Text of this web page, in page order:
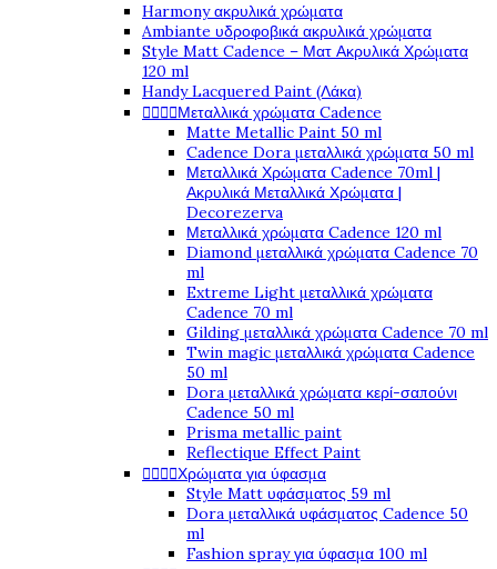
Harmony ακρυλικά χρώματα
Ambiante υδροφοβικά ακρυλικά χρώματα
Style Matt Cadence – Ματ Ακρυλικά Χρώματα
120 ml
Handy Lacquered Paint (Λάκα)
Μεταλλικά χρώματα Cadence
Matte Metallic Paint 50 ml
Cadence Dora μεταλλικά χρώματα 50 ml
Μεταλλικά Χρώματα Cadence 70ml |
Ακρυλικά Μεταλλικά Χρώματα |
Decorezerva
Μεταλλικά χρώματα Cadence 120 ml
Diamond μεταλλικά χρώματα Cadence 70
ml
Extreme Light μεταλλικά χρώματα
Cadence 70 ml
Gilding μεταλλικά χρώματα Cadence 70 ml
Twin magic μεταλλικά χρώματα Cadence
50 ml
Dora μεταλλικά χρώματα κερί-σαπούνι
Cadence 50 ml
Prisma metallic paint
Reflectique Effect Paint
Χρώματα για ύφασμα
Style Matt υφάσματος 59 ml
Dora μεταλλικά υφάσματος Cadence 50
ml
Fashion spray για ύφασμα 100 ml